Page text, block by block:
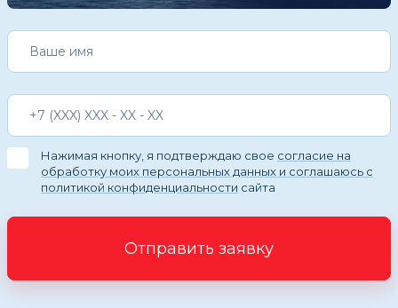
Нажимая кнопку, я подтверждаю свое согласие на
обработку моих персональных данных и соглашаюсь с
политикой конфиденциальности сайта
Отправить заявку